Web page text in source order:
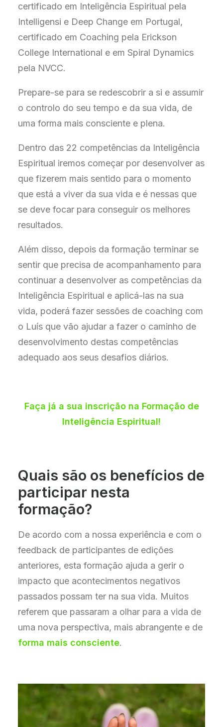
certificado em Inteligência Espiritual pela
Intelligensi e Deep Change em Portugal,
certificado em Coaching pela Erickson
College International e em Spiral Dynamics
pela NVCC.
Prepare-se para se redescobrir a si e assumir
o controlo do seu tempo e da sua vida, de
uma forma mais consciente e plena.
Dentro das 22 competências da Inteligência
Espiritual iremos começar por desenvolver as
que fizerem mais sentido para o momento
que está a viver da sua vida e é nessas que
se deve focar para conseguir os melhores
resultados.
Além disso, depois da formação terminar se
sentir que precisa de acompanhamento para
continuar a desenvolver as competências da
Inteligência Espiritual e aplicá-las na sua
vida, poderá fazer sessões de coaching com
o Luís que vão ajudar a fazer o caminho de
desenvolvimento destas competências
adequado aos seus desafios diários.
Faça já a sua inscrição na Formação de
Inteligência Espiritual!
Quais são os benefícios de
participar nesta
formação?
De acordo com a nossa experiência e com o
feedback de participantes de edições
anteriores, esta formação ajuda a gerir o
impacto que acontecimentos negativos
passados possam ter na sua vida. Muitos
referem que passaram a olhar para a vida de
uma nova perspectiva, mais abrangente e de
forma mais consciente.